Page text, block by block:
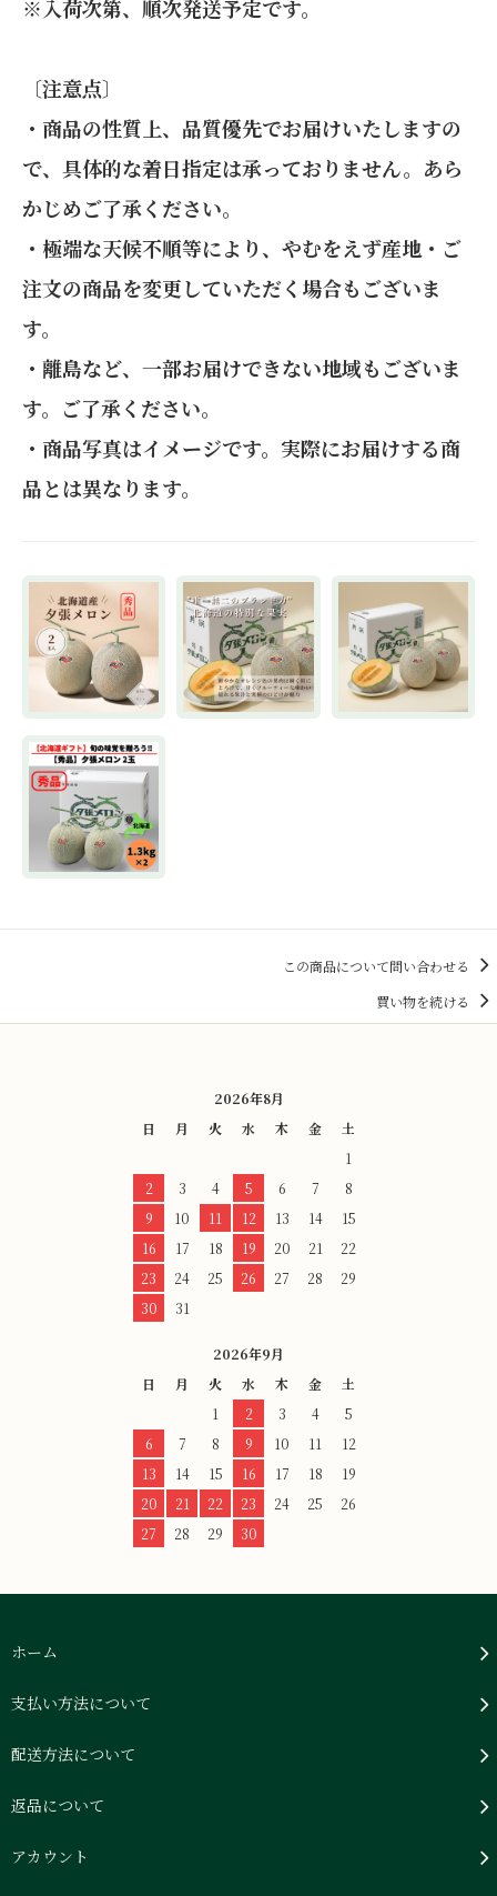
※入荷次第、順次発送予定です。
〔注意点〕
・商品の性質上、品質優先でお届けいたしますの
で、具体的な着日指定は承っておりません。あら
かじめご了承ください。
・極端な天候不順等により、やむをえず産地・ご
注文の商品を変更していただく場合もございま
す。
・離島など、一部お届けできない地域もございま
す。ご了承ください。
・商品写真はイメージです。実際にお届けする商
品とは異なります。
この商品について問い合わせる
買い物を続ける
2026年8月
日
月 火 水 木 金
土
1
2
3 4 5 6 7
8
9
10 11 12 13 14
15
16
17 18 19 20 21
22
23
24 25 26 27 28
29
30
31
2026年9月
日
月 火 水 木 金
土
1
2 3 4
5
6
7 8 9 10 11
12
13
14 15 16 17 18
19
20
21 22 23 24 25
26
27
28 29 30
ホーム
支払い方法について
配送方法について
返品について
アカウント